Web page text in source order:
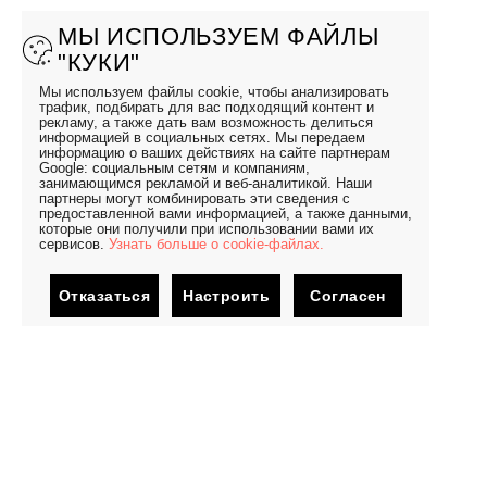
МЫ ИСПОЛЬЗУЕМ ФАЙЛЫ
"КУКИ"
Мы используем файлы cookie, чтобы анализировать
трафик, подбирать для вас подходящий контент и
рекламу, а также дать вам возможность делиться
информацией в социальных сетях. Мы передаем
информацию о ваших действиях на сайте партнерам
Google: социальным сетям и компаниям,
занимающимся рекламой и веб-аналитикой. Наши
партнеры могут комбинировать эти сведения с
предоставленной вами информацией, а также данными,
которые они получили при использовании вами их
сервисов. Узнать больше о cookie-файлах.
Отказаться Настроить Согласен